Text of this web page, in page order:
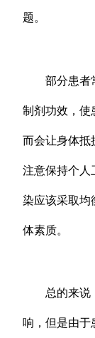
题。
部分患者
制剂功效，使
而会让身体抵
注意保持个人
染应该采取均
体素质。
总的来说
响，但是由于